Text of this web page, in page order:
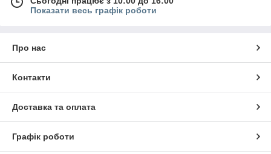
Показати весь графік роботи
Про нас
Контакти
Доставка та оплата
Графік роботи